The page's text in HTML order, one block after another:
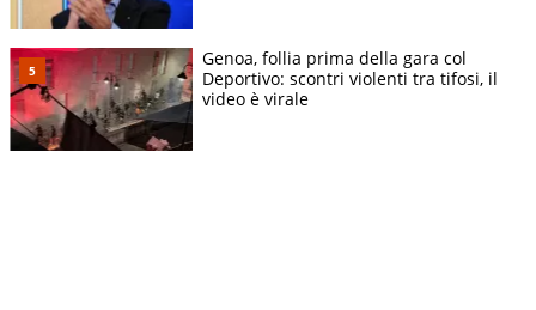
Genoa, follia prima della gara col
Deportivo: scontri violenti tra tifosi, il
video è virale